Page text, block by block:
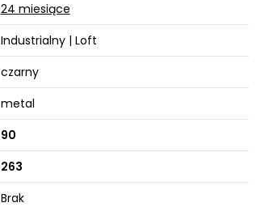
24 miesiące
Industrialny | Loft
czarny
metal
90
263
Brak